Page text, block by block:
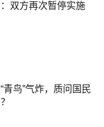
双方再次暂停实施
青鸟”气炸，质问国民